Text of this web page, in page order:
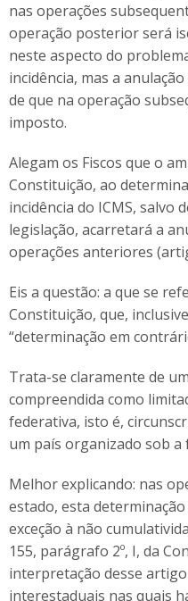
nas operações
operação posterior será
neste aspecto do
incidência, mas a
de que na operação
imposto.
Alegam os Fiscos que o
Constituição, ao
incidência do ICMS, salvo
legislação, acarretará a
operações anteriores
Eis a questão: a que se
Constituição, que,
“determinação em
Trata-se claramente de
compreendida como
federativa, isto é,
um país organizado sob
Melhor explicando: nas
estado, esta
exceção à não
155, parágrafo 2º, I, da
interpretação desse
interestaduais nas quais